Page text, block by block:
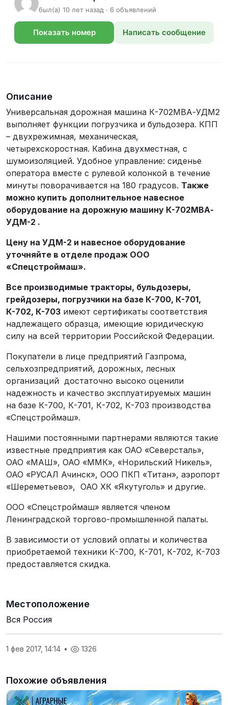
был(а) 10 лет назад · 6 объявлений
Показать номер Написать сообщение
Описание
Универсальная дорожная машина К-702МВА-УДМ2
выполняет функции погрузчика и бульдозера. КПП
– двухрежимная, механическая,
четырехскоростная. Кабина двухместная, с
шумоизоляцией. Удобное управление: сиденье
оператора вместе с рулевой колонкой в течение
минуты поворачивается на 180 градусов. Также
можно купить дополнительное навесное
оборудование на дорожную машину К-702МВА-
УДМ-2 .
Цену на УДМ-2 и навесное оборудование
уточняйте в отделе продаж ООО
«Спецстроймаш».
Все производимые тракторы, бульдозеры,
грейдозеры, погрузчики на базе К-700, К-701,
К-702, К-703 имеют сертификаты соответствия
надлежащего образца, имеющие юридическую
силу на всей территории Российской Федерации.
Покупатели в лице предприятий Газпрома,
сельхозпредприятий, дорожных, лесных
организаций достаточно высоко оценили
надежность и качество эксплуатируемых машин
на базе К-700, К-701, К-702, К-703 производства
«Спецстроймаш».
Нашими постоянными партнерами являются такие
известные предприятия как ОАО «Северсталь»,
ОАО «МАШ», ОАО «ММК», «Норильский Никель»,
ОАО «РУСАЛ Ачинск», ООО ПКП «Титан», аэропорт
«Шереметьево», ОАО ХК «Якутуголь» и другие.
ООО «Спецстроймаш» является членом
Ленинградской торгово-промышленной палаты.
В зависимости от условий оплаты и количества
приобретаемой техники К-700, К-701, К-702, К-703
предоставляется скидка.
Местоположение
Вся Россия
1 фев 2017, 14:14 • 1326
Похожие объявления